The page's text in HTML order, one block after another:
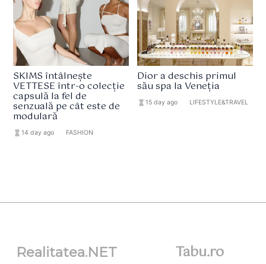
SKIMS întâlnește
VETTESE într-o colecție
capsulă la fel de
senzuală pe cât este de
modulară
hourglass_full14 day ago FASHION
Dior a deschis primul
său spa la Veneția
hourglass_full 15 day ago LIFESTYLE&TRAVEL
Realitatea.NET Tabu.ro